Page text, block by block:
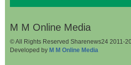
শেয়ারবাজার উত্থানের নেতৃত্বে
শেয়ারবাজার ঊর্ধ্বমুখী. তারপরও
তারেক রহমানকে উদ্দেশ করে
M M Online Media
© All Rights Reserved Sharenews24 2011-
Developed by M M Online Media